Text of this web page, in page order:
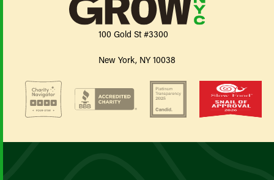
100 Gold St #3300
New York, NY 10038